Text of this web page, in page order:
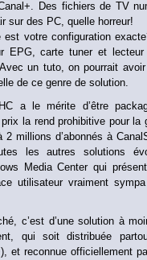
Des fichiers de TV
sur des PC, quelle horreur!
est votre configuration
EPG, carte tuner et
un tuto, on pourrait
de ce genre de solution.
a le mérite d’être
prix la rend prohibitive pour la
millions d’abonnés à
les autres solutions
Media Center qui
utilisateur vraiment
c’est d’une solution à
qui soit distribuée
et reconnue officiellement